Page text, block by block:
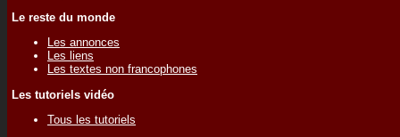
Le reste du monde
Les annonces
Les liens
Les textes non francophones
Les tutoriels vidéo
Tous les tutoriels